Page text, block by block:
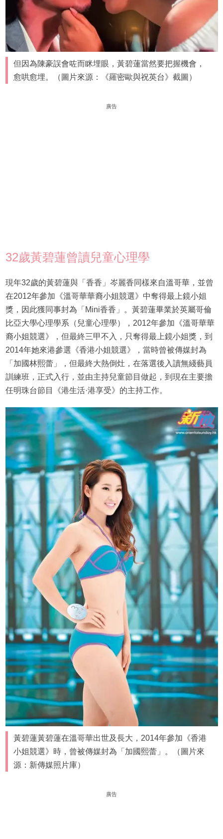
但因為陳豪誤會咗而眯埋眼，黃碧蓮當然要把握機會，
愈哄愈埋。（圖片來源：《羅密歐與祝英台》截圖）
廣告
32歲黃碧蓮曾讀兒童心理學
現年32歲的黃碧蓮與「香香」岑麗香同樣來自溫哥華，並曾
在2012年參加《溫哥華華裔小姐競選》中奪得最上鏡小姐
獎，因此獲同事封為「Mini香香」。黃碧蓮畢業於英屬哥倫
比亞大學心理學系（兒童心理學），2012年參加《溫哥華華
裔小姐競選》，但最終三甲不入，只奪得最上鏡小姐獎，到
2014年她來港參選《香港小姐競選》，當時曾被傳媒封為
「加國林熙蕾」，但最終大熱倒灶，在落選後入讀無綫藝員
訓練班，正式入行，並由主持兒童節目做起，到現在主要擔
任明珠台節目《港生活·港享受》的主持工作。
黃碧蓮黃碧蓮在溫哥華出世及長大，2014年參加《香港
小姐競選》時，曾被傳媒封為「加國熙蕾」。（圖片來
源：新傳媒照片庫）
廣告